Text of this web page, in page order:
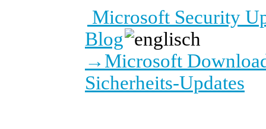
Microsoft Security
Blog
→Microsoft
Sicherheits-Updates